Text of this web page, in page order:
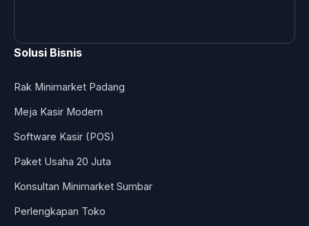
Solusi Bisnis
Rak Minimarket Padang
Meja Kasir Modern
Software Kasir (POS)
Paket Usaha 20 Juta
Konsultan Minimarket Sumbar
Perlengkapan Toko